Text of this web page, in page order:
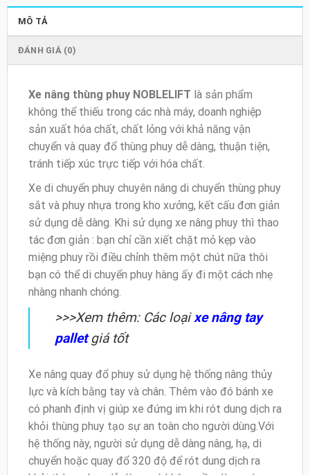
MÔ TẢ
ĐÁNH GIÁ (0)
Xe nâng thùng phuy NOBLELIFT là sản phẩm
không thể thiếu trong các nhà máy, doanh nghiệp
sản xuất hóa chất, chất lỏng với khả năng vận
chuyển và quay đổ thùng phuy dễ dàng, thuận tiện,
tránh tiếp xúc trực tiếp với hóa chất.
Xe di chuyển phuy chuyên nâng di chuyển thùng phuy
sắt và phuy nhựa trong kho xưởng, kết cấu đơn giản
sử dụng dễ dàng. Khi sử dụng xe nâng phuy thì thao
tác đơn giản : bạn chỉ cần xiết chặt mỏ kẹp vào
miệng phuy rồi điều chỉnh thêm một chút nữa thôi
bạn có thể di chuyển phuy hàng ấy đi một cách nhẹ
nhàng nhanh chóng.
>>>Xem thêm: Các loạixe nâng tay
palletgiá tốt
Xe nâng quay đổ phuy sử dụng hệ thống nâng thủy
lực và kích bằng tay và chân. Thêm vào đó bánh xe
có phanh định vị giúp xe đứng im khi rót dung dịch ra
khỏi thùng phuy tạo sự an toàn cho người dùng.Với
hệ thống này, người sử dụng dễ dàng nâng, hạ, di
chuyển hoặc quay đổ 320 độ để rót dung dịch ra